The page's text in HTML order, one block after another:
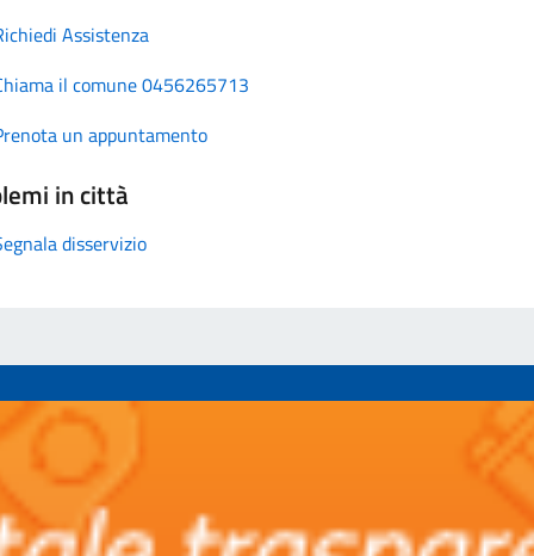
Assistenza
il comune 0456265713
un appuntamento
in città
disservizio